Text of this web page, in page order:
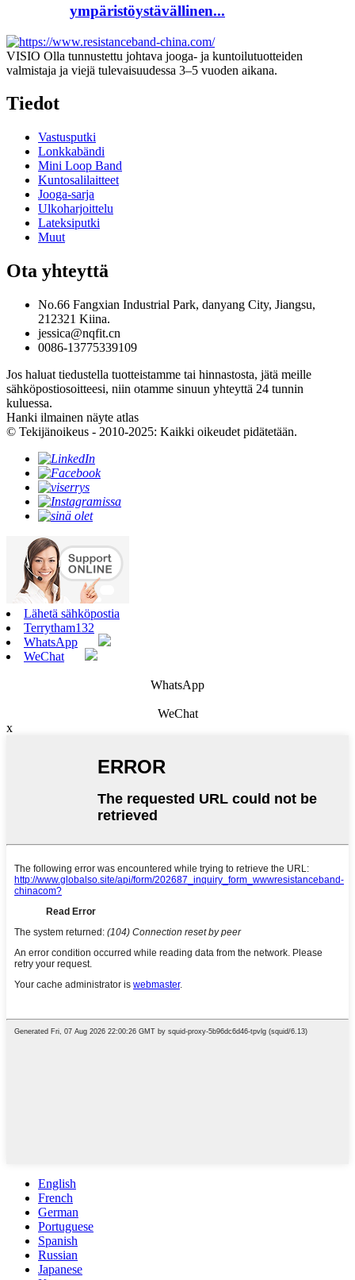
ympäristöystävällinen...
VISIO Olla tunnustettu johtava jooga- ja kuntoilutuotteiden
valmistaja ja viejä tulevaisuudessa 3–5 vuoden aikana.
Tiedot
Vastusputki
Lonkkabändi
Mini Loop Band
Kuntosalilaitteet
Jooga-sarja
Ulkoharjoittelu
Lateksiputki
Muut
Ota yhteyttä
No.66 Fangxian Industrial Park, danyang City, Jiangsu,
212321 Kiina.
jessica@nqfit.cn
0086-13775339109
Jos haluat tiedustella tuotteistamme tai hinnastosta, jätä meille
sähköpostiosoitteesi, niin otamme sinuun yhteyttä 24 tunnin
kuluessa.
Hanki ilmainen näyte atlas
© Tekijänoikeus - 2010-2025: Kaikki oikeudet pidätetään.
Lähetä sähköpostia
Terrytham132
WhatsApp
WeChat
WhatsApp
WeChat
x
English
French
German
Portuguese
Spanish
Russian
Japanese